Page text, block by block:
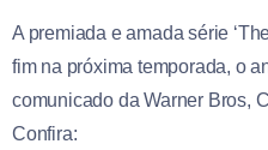
A premiada e amada série
fim na próxima temporada, o
comunicado da Warner Bros,
Confira: